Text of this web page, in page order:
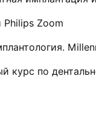
Philips Zoom
курс по